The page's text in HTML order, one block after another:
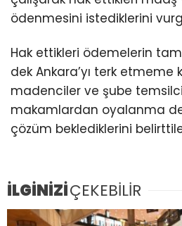
ödenmesini istediklerini
Hak ettikleri ödemelerin
dek Ankara’yı terk etmeme
madenciler ve şube
makamlardan oyalanma
çözüm beklediklerini
İLGİNİZİÇEKEBİLİR